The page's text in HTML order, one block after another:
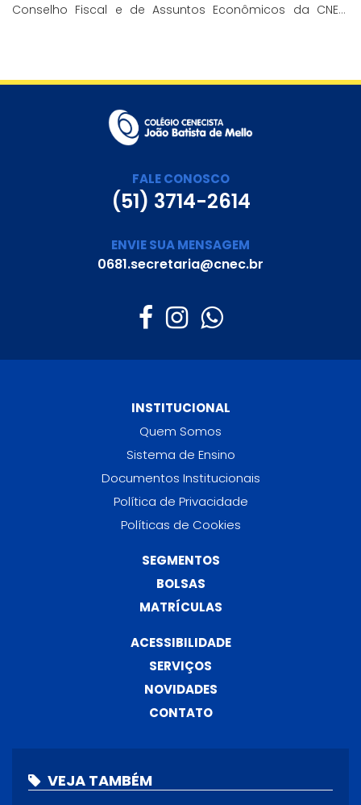
Conselho Fiscal e de Assuntos Econômicos da CNEC,
FALE CONOSCO
(51) 3714-2614
ENVIE SUA MENSAGEM
0681.secretaria@cnec.br
INSTITUCIONAL
Quem Somos
Sistema de Ensino
Documentos Institucionais
Política de Privacidade
Políticas de Cookies
SEGMENTOS
BOLSAS
MATRÍCULAS
ACESSIBILIDADE
SERVIÇOS
NOVIDADES
CONTATO
VEJA TAMBÉM